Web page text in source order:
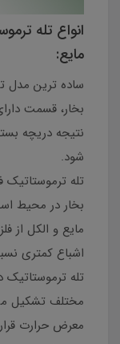
انواع تله
مایع:
ساده ترین مدل
بخار، قسمت
نتیجه دریچه
شود.
تله
بخار در محیط
مایع و الکل از
اشباع کمتری
تله
مختلف تشکیل
معرض حرارت